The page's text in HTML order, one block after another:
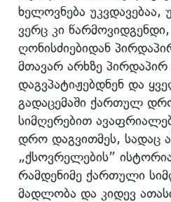
ხელოვნება
ვერც კი
ღონისძიებიდან
მთავარ არხზე
დაგვპატიჟებდნენ და
გადაცემაში ქართულ
სიმღერებით
დრო დაგვითმეს, სადაც
„ქსოვრელების”
რამდენიმე ქართული
მადლობა და კიდევ